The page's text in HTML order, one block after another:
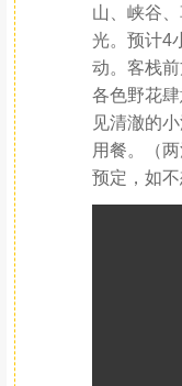
上午集合
动的具体
山、峡谷
光。预计4
动。客栈
各色野花
见清澈的